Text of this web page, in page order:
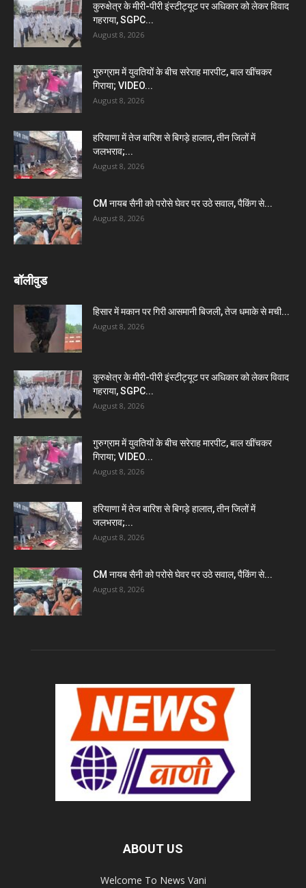
कुरुक्षेत्र के मीरी-पीरी इंस्टीट्यूट पर अधिकार को लेकर विवाद
गहराया, SGPC...
August 8, 2026
गुरुग्राम में युवतियों के बीच सरेराह मारपीट, बाल खींचकर
गिराया; VIDEO...
August 8, 2026
हरियाणा में तेज बारिश से बिगड़े हालात, तीन जिलों में
जलभराव;...
August 8, 2026
CM नायब सैनी को परोसे घेवर पर उठे सवाल, पैकिंग से...
August 8, 2026
बॉलीवुड
हिसार में मकान पर गिरी आसमानी बिजली, तेज धमाके से मची...
August 8, 2026
कुरुक्षेत्र के मीरी-पीरी इंस्टीट्यूट पर अधिकार को लेकर विवाद
गहराया, SGPC...
August 8, 2026
गुरुग्राम में युवतियों के बीच सरेराह मारपीट, बाल खींचकर
गिराया; VIDEO...
August 8, 2026
हरियाणा में तेज बारिश से बिगड़े हालात, तीन जिलों में
जलभराव;...
August 8, 2026
CM नायब सैनी को परोसे घेवर पर उठे सवाल, पैकिंग से...
August 8, 2026
ABOUT US
Welcome To News Vani